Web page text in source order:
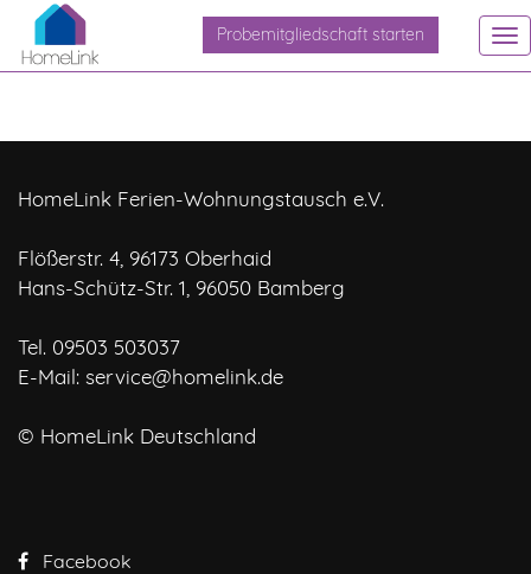
Probemitgliedschaft starten
HomeLink Ferien-Wohnungstausch e.V.
Flößerstr. 4, 96173 Oberhaid
Hans-Schütz-Str. 1, 96050 Bamberg
Tel. 09503 503037
E-Mail: service@homelink.de
© HomeLink Deutschland
Facebook